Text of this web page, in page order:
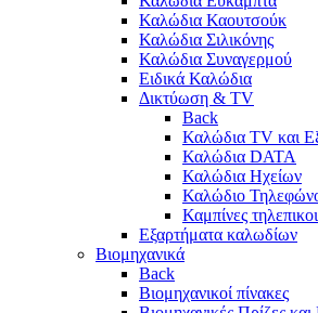
Καλώδια Καουτσούκ
Καλώδια Σιλικόνης
Καλώδια Συναγερμού
Ειδικά Καλώδια
Δικτύωση & TV
Back
Καλώδια TV και
Καλώδια DATA
Καλώδια Ηχείων
Καλώδιο
Καμπίνες
Eξαρτήματα καλωδίων
Βιομηχανικά
Back
Βιομηχανικοί πίνακες